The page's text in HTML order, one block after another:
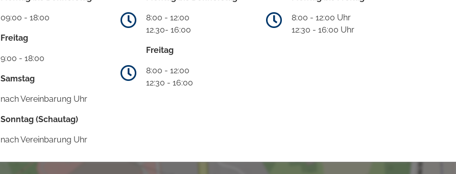
09:00 - 18:00
Freitag
9:00 - 18:00
Samstag
nach Vereinbarung Uhr
Sonntag (Schautag)
nach Vereinbarung Uhr
8:00 - 12:00
12.30- 16:00
Freitag
8:00 - 12:00
12:30 - 16:00
8:00 - 12:00 Uhr
12:30 - 16:00 Uhr